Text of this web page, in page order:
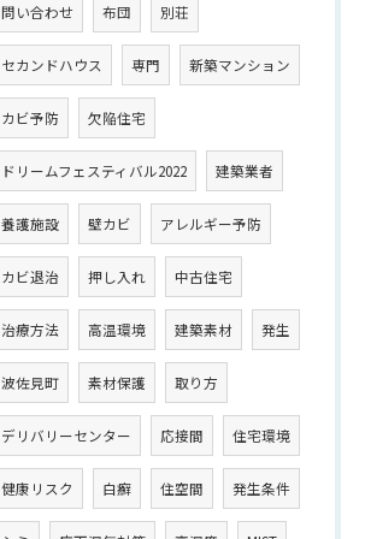
問い合わせ 布団 別荘
セカンドハウス 専門 新築マンション
カビ予防 欠陥住宅
ドリームフェスティバル2022 建築業者
養護施設 壁カビ アレルギー予防
カビ退治 押し入れ 中古住宅
治療方法 高温環境 建築素材 発生
波佐見町 素材保護 取り方
デリバリーセンター 応接間 住宅環境
健康リスク 白癬 住空間 発生条件